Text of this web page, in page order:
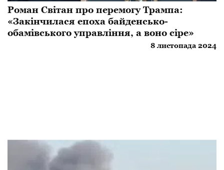
Роман Світан про перемогу Трампа:
«Закінчилася епоха байденсько-
обамівського управління, а воно сіре»
8 листопада 2024